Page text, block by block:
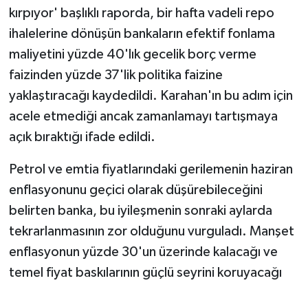
kırpıyor' başlıklı raporda, bir hafta vadeli repo
ihalelerine dönüşün bankaların efektif fonlama
maliyetini yüzde 40'lık gecelik borç verme
faizinden yüzde 37'lik politika faizine
yaklaştıracağı kaydedildi. Karahan'ın bu adım için
acele etmediği ancak zamanlamayı tartışmaya
açık bıraktığı ifade edildi.
Petrol ve emtia fiyatlarındaki gerilemenin haziran
enflasyonunu geçici olarak düşürebileceğini
belirten banka, bu iyileşmenin sonraki aylarda
tekrarlanmasının zor olduğunu vurguladı. Manşet
enflasyonun yüzde 30'un üzerinde kalacağı ve
temel fiyat baskılarının güçlü seyrini koruyacağı